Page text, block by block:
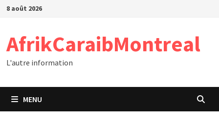
Passer
8 août 2026
AfrikCaraibMontreal
L'autre information
MENU